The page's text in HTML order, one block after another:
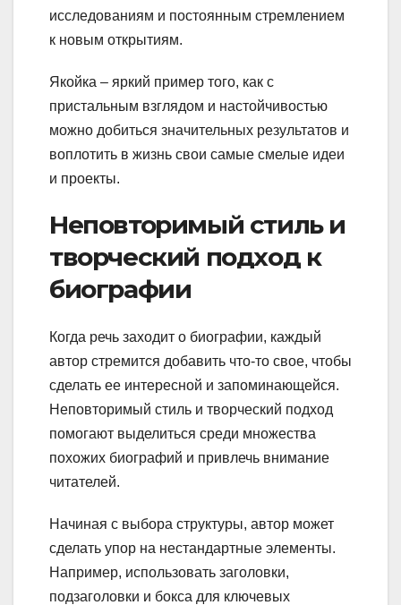
исследованиям и постоянным стремлением
к новым открытиям.
Якойка – яркий пример того, как с
пристальным взглядом и настойчивостью
можно добиться значительных результатов и
воплотить в жизнь свои самые смелые идеи
и проекты.
Неповторимый стиль и
творческий подход к
биографии
Когда речь заходит о биографии, каждый
автор стремится добавить что-то свое, чтобы
сделать ее интересной и запоминающейся.
Неповторимый стиль и творческий подход
помогают выделиться среди множества
похожих биографий и привлечь внимание
читателей.
Начиная с выбора структуры, автор может
сделать упор на нестандартные элементы.
Например, использовать заголовки,
подзаголовки и бокса для ключевых